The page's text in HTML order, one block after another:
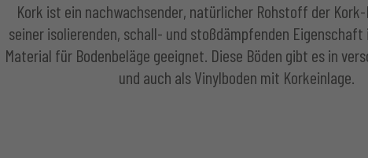
Kork ist ein nachwachsender, natürlicher Rohstoff der
seiner isolierenden, schall- und stoßdämpfenden
Material für Bodenbeläge geeignet. Diese Böden gibt es in
und auch als Vinylboden mit Korkeinlage.